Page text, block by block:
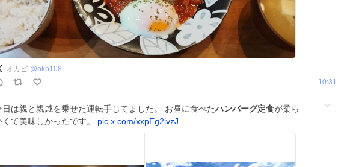
オカピ @okp108
10:31
日は親と親戚を乗せた運転手してました。 お昼に食べたハンバーグ定食が柔ら
くて美味しかったです。 pic.x.com/xxpEg2ivzJ